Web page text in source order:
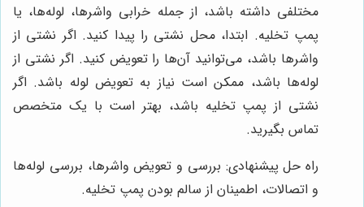
مختلفی داشته باشد، از جمله خرابی واشرها، لوله‌ها، یا
پمپ تخلیه. ابتدا، محل نشتی را پیدا کنید. اگر نشتی از
واشرها باشد، می‌توانید آن‌ها را تعویض کنید. اگر نشتی از
لوله‌ها باشد، ممکن است نیاز به تعویض لوله باشد. اگر
نشتی از پمپ تخلیه باشد، بهتر است با یک متخصص
تماس بگیرید.
راه حل پیشنهادی: بررسی و تعویض واشرها، بررسی لوله‌ها
و اتصالات، اطمینان از سالم بودن پمپ تخلیه.